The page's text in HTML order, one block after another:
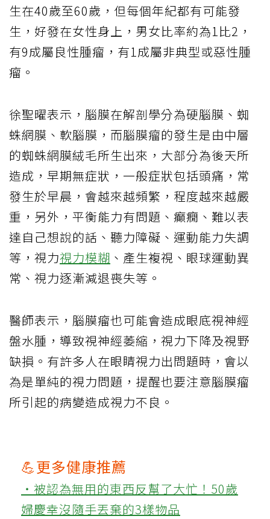
生在40歲至60歲，但每個年紀都有可能發
生，好發在女性身上，男女比率約為1比2，
有9成屬良性腫瘤，有1成屬非典型或惡性腫
瘤。
徐聖曜表示，腦膜在解剖學分為硬腦膜、蜘
蛛網膜、軟腦膜，而腦膜瘤的發生是由中層
的蜘蛛網膜絨毛所生出來，大部分為後天所
造成，早期無症狀，一般症狀包括頭痛，常
發生於早晨，會越來越頻繁，程度越來越嚴
重，另外，平衡能力有問題、癲癇、難以表
達自己想說的話、聽力障礙、運動能力失調
等，視力視力模糊 、產生複視、眼球運動異
常、視力逐漸減退喪失等。
醫師表示，腦膜瘤也可能會造成眼底視神經
盤水腫，導致視神經萎縮，視力下降及視野
缺損。有許多人在眼睛視力出問題時，會以
為是單純的視力問題，提醒也要注意腦膜瘤
所引起的病變造成視力不良。
💪更多健康推薦
‧被認為無用的東西反幫了大忙！50歲
婦慶幸沒隨手丟棄的3樣物品